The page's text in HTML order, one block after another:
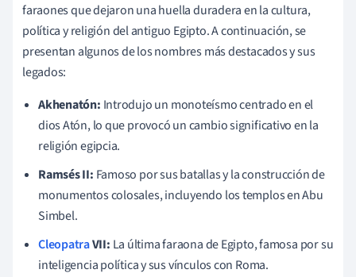
faraones que dejaron una huella duradera en la cultura,
política y religión del antiguo Egipto. A continuación, se
presentan algunos de los nombres más destacados y sus
legados:
Akhenatón: Introdujo un monoteísmo centrado en el
dios Atón, lo que provocó un cambio significativo en la
religión egipcia.
Ramsés II: Famoso por sus batallas y la construcción de
monumentos colosales, incluyendo los templos en Abu
Simbel.
CleopatraVII: La última faraona de Egipto, famosa por su
inteligencia política y sus vínculos con Roma.